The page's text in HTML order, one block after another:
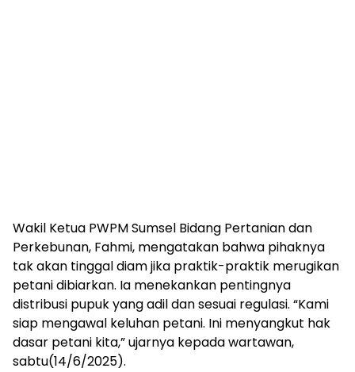
Wakil Ketua PWPM Sumsel Bidang Pertanian dan
Perkebunan, Fahmi, mengatakan bahwa pihaknya
tak akan tinggal diam jika praktik-praktik merugikan
petani dibiarkan. Ia menekankan pentingnya
distribusi pupuk yang adil dan sesuai regulasi. “Kami
siap mengawal keluhan petani. Ini menyangkut hak
dasar petani kita,” ujarnya kepada wartawan,
sabtu(14/6/2025).